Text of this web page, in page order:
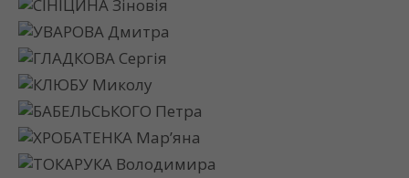
СІНІЦИНА Зіновія
УВАРОВА Дмитра
ГЛАДКОВА Сергія
КЛЮБУ Миколу
БАБЕЛЬСЬКОГО Петра
ХРОБАТЕНКА Мар’яна
ТОКАРУКА Володимира